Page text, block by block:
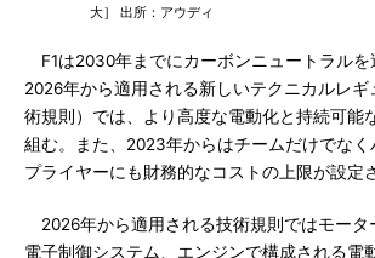
大］ 出所：アウディ
F1は2030年までにカーボンニュートラルを
2026年から適用される新しいテクニカルレ
術規則）では、より高度な電動化と持続可能
組む。また、2023年からはチームだけでな
プライヤーにも財務的なコストの上限が設定
2026年から適用される技術規則ではモータ
電子制御システム、エンジンで構成される電